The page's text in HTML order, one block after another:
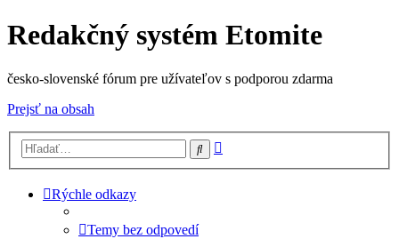
Redakčný systém Etomite
česko-slovenské fórum pre užívateľov s podporou zdarma
Prejsť na obsah
Hľadať
Rýchle odkazy
Temy bez odpovedí